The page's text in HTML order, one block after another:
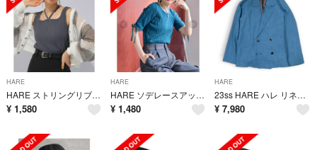
HARE
HARE ストリングリブタンクトップ グレー
¥ 1,580
HARE
HARE ソデレースアップリブTシャツ
¥ 1,480
HARE
23ss HARE ハレ リネンジャケット セットアップ
¥ 7,980